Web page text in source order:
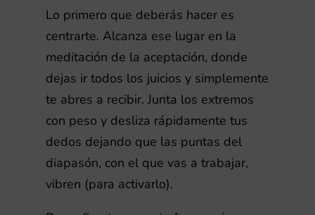
Lo primero que deberás hacer es
centrarte. Alcanza ese lugar en la
meditación de la aceptación, donde
dejas ir todos los juicios y simplemente
te abres a recibir. Junta los extremos
con peso y desliza rápidamente tus
dedos dejando que las puntas del
diapasón, con el que vas a trabajar,
vibren (para activarlo).